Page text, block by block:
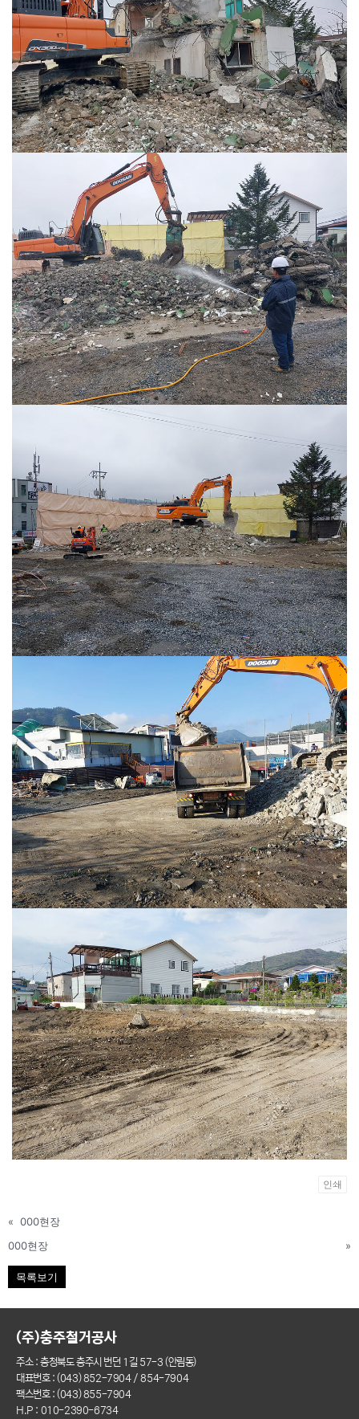
인쇄
« 000현장
000현장
»
목록보기
(주)충주철거공사
주소 : 충청북도 충주시 번던 1길 57-3 (안림동)
대표번호 : (043) 852-7904 / 854-7904
팩스번호 : (043) 855-7904
H.P : 010-2390-6734